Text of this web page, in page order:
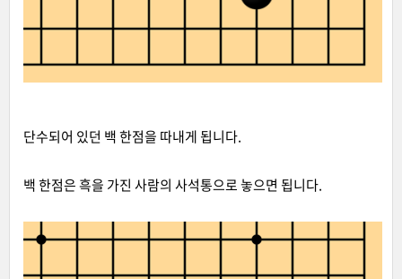
단수되어 있던 백 한점을 따내게 됩니다.
백 한점은 흑을 가진 사람의 사석통으로 놓으면 됩니다.